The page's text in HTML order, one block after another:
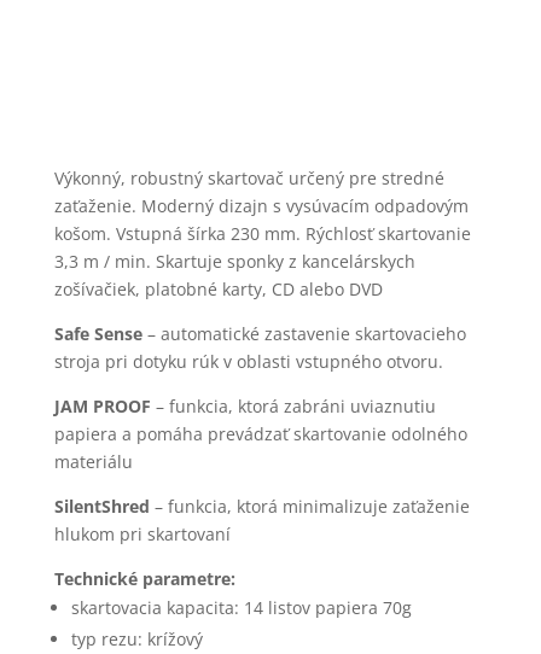
Výkonný, robustný skartovač určený pre stredné
zaťaženie. Moderný dizajn s vysúvacím odpadovým
košom. Vstupná šírka 230 mm. Rýchlosť skartovanie
3,3 m / min. Skartuje sponky z kancelárskych
zošívačiek, platobné karty, CD alebo DVD
Safe Sense– automatické zastavenie skartovacieho
stroja pri dotyku rúk v oblasti vstupného otvoru.
JAM PROOF – funkcia, ktorá zabráni uviaznutiu
papiera a pomáha prevádzať skartovanie odolného
materiálu
SilentShred – funkcia, ktorá minimalizuje zaťaženie
hlukom pri skartovaní
Technické parametre:
skartovacia kapacita: 14 listov papiera 70g
typ rezu: krížový